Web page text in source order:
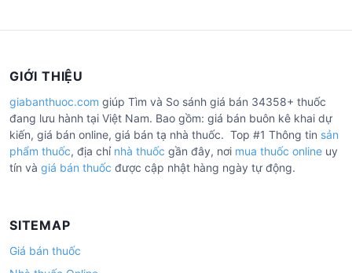
GIỚI THIỆU
giabanthuoc.com giúp Tìm và So sánh giá bán 34358+ thuốc
đang lưu hành tại Việt Nam. Bao gồm: giá bán buôn kê khai dự
kiến, giá bán online, giá bán tạ nhà thuốc. Top #1 Thông tin sản
phẩm thuốc, địa chỉ nhà thuốc gần đây, nơi mua thuốc online uy
tín và giá bán thuốc được cập nhật hàng ngày tự động.
SITEMAP
Giá bán thuốc